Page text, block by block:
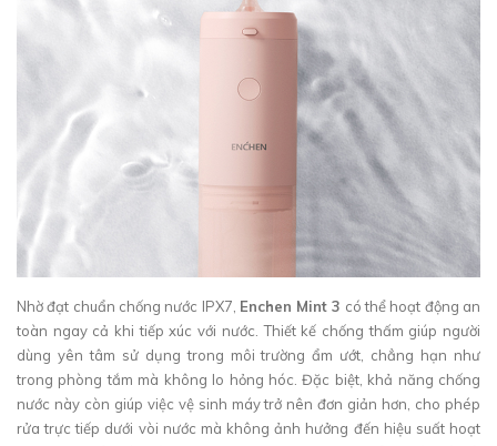
Nhờ đạt chuẩn chống nước IPX7, Enchen Mint 3 có thể hoạt động an
toàn ngay cả khi tiếp xúc với nước. Thiết kế chống thấm giúp người
dùng yên tâm sử dụng trong môi trường ẩm ướt, chẳng hạn như
trong phòng tắm mà không lo hỏng hóc. Đặc biệt, khả năng chống
nước này còn giúp việc vệ sinh máy trở nên đơn giản hơn, cho phép
rửa trực tiếp dưới vòi nước mà không ảnh hưởng đến hiệu suất hoạt